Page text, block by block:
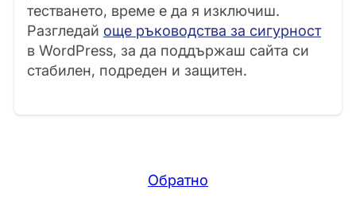
тестването, време е да я изключиш.
Разгледай още ръководства за сигурност
в WordPress, за да поддържаш сайта си
стабилен, подреден и защитен.
Обратно